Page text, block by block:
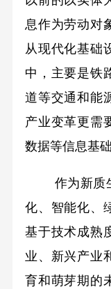
息作为劳动对
从现代化基础
中，主要是铁
道等交通和能
产业变革更需
数据等信息基础
作为新质
化、智能化、
基于技术成熟
业、新兴产业
育和萌芽期的